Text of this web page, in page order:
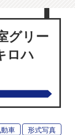
グリー
ロハ
車 形式写真